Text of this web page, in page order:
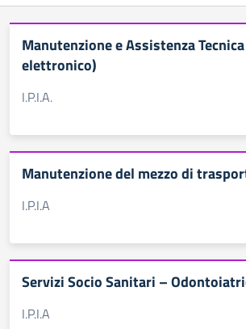
Manutenzione e Assistenza
elettronico)
I.P.I.A.
Manutenzione del mezzo di
I.P.I.A
Servizi Socio Sanitari –
I.P.I.A